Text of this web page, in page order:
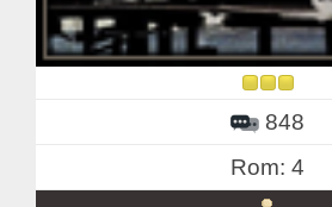
848
Rom: 4